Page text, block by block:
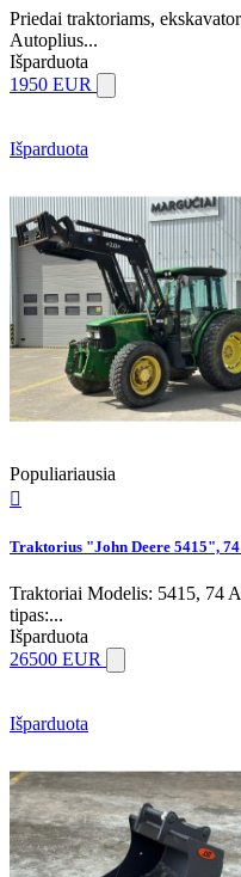
Priedai traktoriams,
Autoplius...
Išparduota
1950 EUR
Išparduota
Populiariausia

Traktorius "John Deere 5415",
Traktoriai Modelis: 5415, 74
tipas:...
Išparduota
26500 EUR
Išparduota